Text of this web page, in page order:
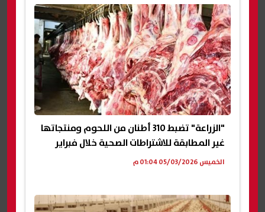
"الزراعة" تضبط 310 أطنان من اللحوم ومنتجاتها
غير المطابقة للاشتراطات الصحية خلال فبراير
الخميس 05/03/2026 01:04 م